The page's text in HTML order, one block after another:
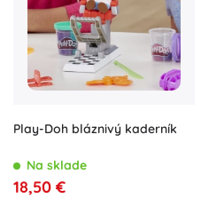
Play-Doh bláznivý kaderník
Na sklade
18,50 €